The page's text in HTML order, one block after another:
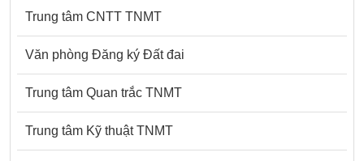
Trung tâm CNTT TNMT
Văn phòng Đăng ký Đất đai
Trung tâm Quan trắc TNMT
Trung tâm Kỹ thuật TNMT